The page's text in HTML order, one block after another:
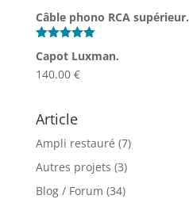
prix :
Câble phono RCA supérieur.
sur 5
Capot Luxman.
140.00 €
Article
Ampli restauré (7)
Autres projets (3)
Blog / Forum (34)